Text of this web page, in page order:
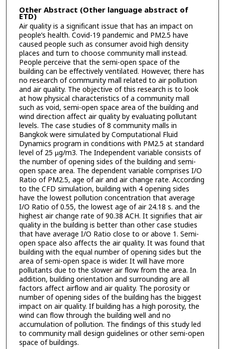
Other Abstract (Other language abstract of
ETD)
Air quality is a significant issue that has an impact on
people’s health. Covid-19 pandemic and PM2.5 have
caused people such as consumer avoid high density
places and turn to choose community mall instead.
People perceive that the semi-open space of the
building can be effectively ventilated. However, there has
no research of community mall related to air pollution
and air quality. The objective of this research is to look
at how physical characteristics of a community mall
such as void, semi-open space area of the building and
wind direction affect air quality by evaluating pollutant
levels. The case studies of 8 community malls in
Bangkok were simulated by Computational Fluid
Dynamics program in conditions with PM2.5 at standard
level of 25 µg/m3. The Independent variable consists of
the number of opening sides of the building and semi-
open space area. The dependent variable comprises I/O
Ratio of PM2.5, age of air and air change rate. According
to the CFD simulation, building with 4 opening sides
have the lowest pollution concentration that average
I/O Ratio of 0.55, the lowest age of air 24.18 s. and the
highest air change rate of 90.38 ACH. It signifies that air
quality in the building is better than other case studies
that have average I/O Ratio close to or above 1. Semi-
open space also affects the air quality. It was found that
building with the equal number of opening sides but the
area of semi-open space is wider. It will have more
pollutants due to the slower air flow from the area. In
addition, building orientation and surrounding are all
factors affect airflow and air quality. The porosity or
number of opening sides of the building has the biggest
impact on air quality. If building has a high porosity, the
wind can flow through the building well and no
accumulation of pollution. The findings of this study led
to community mall design guidelines or other semi-open
space of buildings.